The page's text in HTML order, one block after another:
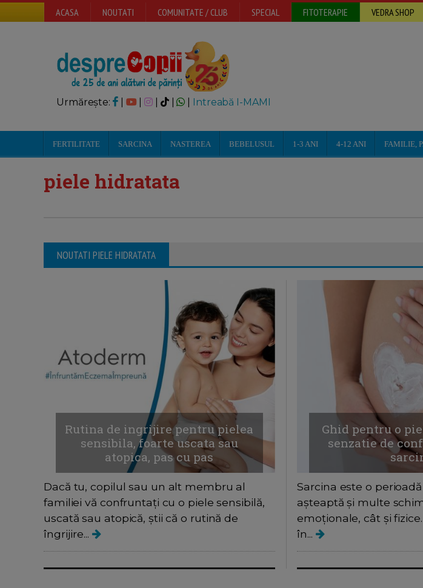
ACASA NOUTATI COMUNITATE / CLUB SPECIAL FITOTERAPIE VEDRA SHOP
Urmărește: | | Intreabă I-MAMI
FERTILITATE SARCINA NASTEREA BEBELUSUL 1-3 ANI 4-12 ANI FAMILIE,
piele hidratata
NOUTATI PIELE HIDRATATA
Rutina de ingrijire pentru pielea
sensibila, foarte uscata sau
atopica, pas cu pas
Dacă tu, copilul sau un alt membru al
familiei vă confruntați cu o piele sensibilă,
uscată sau atopică, știi că o rutină de
îngrijire...
Ghid pentru o
senzatie de
Sarcina este o
așteaptă și multe
emoționale, cât și
în...